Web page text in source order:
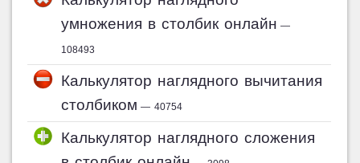
умножения в столбик онлайн —
108493
Калькулятор наглядного вычитания
столбиком — 40754
Калькулятор наглядного сложения